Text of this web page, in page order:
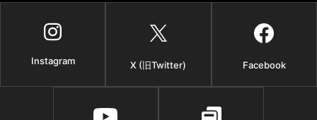
Instagram X (旧Twitter) Facebook